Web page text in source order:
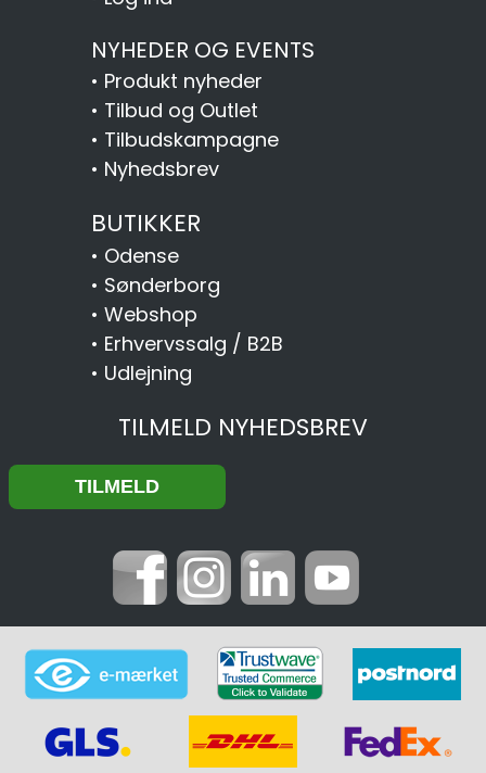
NYHEDER OG EVENTS
• Produkt nyheder
• Tilbud og Outlet
• Tilbudskampagne
• Nyhedsbrev
BUTIKKER
• Odense
• Sønderborg
• Webshop
• Erhvervssalg / B2B
• Udlejning
TILMELD NYHEDSBREV